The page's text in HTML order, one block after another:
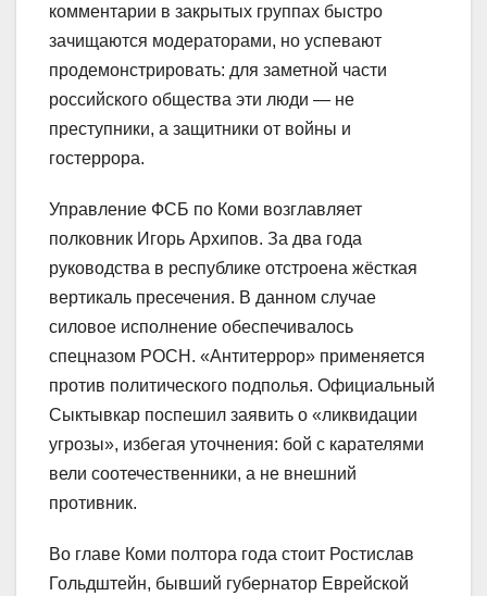
комментарии в закрытых группах быстро
зачищаются модераторами, но успевают
продемонстрировать: для заметной части
российского общества эти люди — не
преступники, а защитники от войны и
гостеррора.
Управление ФСБ по Коми возглавляет
полковник Игорь Архипов. За два года
руководства в республике отстроена жёсткая
вертикаль пресечения. В данном случае
силовое исполнение обеспечивалось
спецназом РОСН. «Антитеррор» применяется
против политического подполья. Официальный
Сыктывкар поспешил заявить о «ликвидации
угрозы», избегая уточнения: бой с карателями
вели соотечественники, а не внешний
противник.
Во главе Коми полтора года стоит Ростислав
Гольдштейн, бывший губернатор Еврейской